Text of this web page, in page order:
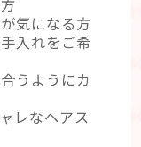
気になる方
入れをご希
うようにカ
レなヘアス